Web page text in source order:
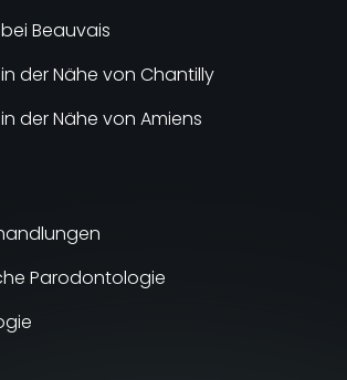
Parodontologie
Beauvais
der Nähe von Chantilly
der Nähe von Amiens